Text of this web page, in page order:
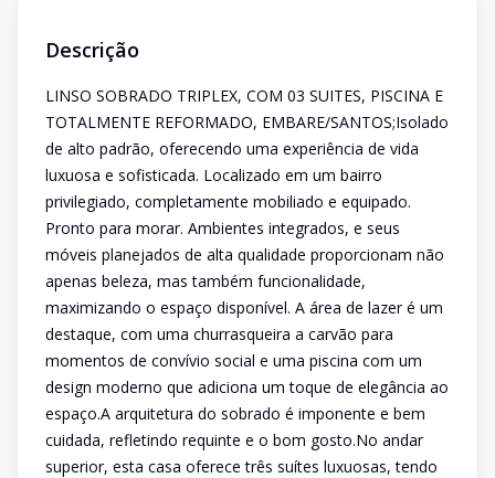
Descrição
LINSO SOBRADO TRIPLEX, COM 03 SUITES, PISCINA E
TOTALMENTE REFORMADO, EMBARE/SANTOS;Isolado
de alto padrão, oferecendo uma experiência de vida
luxuosa e sofisticada. Localizado em um bairro
privilegiado, completamente mobiliado e equipado.
Pronto para morar. Ambientes integrados, e seus
móveis planejados de alta qualidade proporcionam não
apenas beleza, mas também funcionalidade,
maximizando o espaço disponível. A área de lazer é um
destaque, com uma churrasqueira a carvão para
momentos de convívio social e uma piscina com um
design moderno que adiciona um toque de elegância ao
espaço.A arquitetura do sobrado é imponente e bem
cuidada, refletindo requinte e o bom gosto.No andar
superior, esta casa oferece três suítes luxuosas, tendo